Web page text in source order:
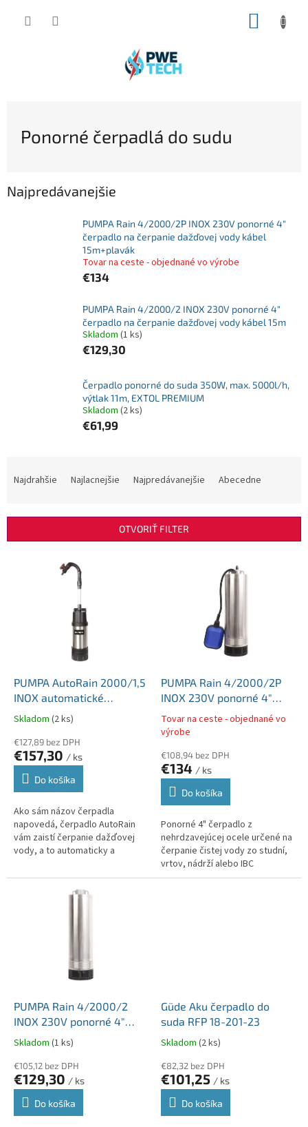
Ponorné čerpadlá do sudu
Najpredávanejšie
PUMPA Rain 4/2000/2P INOX 230V ponorné 4"
čerpadlo na čerpanie dažďovej vody kábel
15m+plavák
Tovar na ceste - objednané vo výrobe
€134
PUMPA Rain 4/2000/2 INOX 230V ponorné 4"
čerpadlo na čerpanie dažďovej vody kábel 15m
Skladom (1 ks)
€129,30
Čerpadlo ponorné do suda 350W, max. 5000l/h,
výtlak 11m, EXTOL PREMIUM
Skladom (2 ks)
€61,99
i
Najdrahšie Najlacnejšie Najpredávanejšie Abecedne
OTVORIŤ FILTER
PUMPA AutoRain 2000/1,5
INOX automatické
čerpadlo do suda alebo
nádrže 0,55kW
Skladom (2 ks)
€127,89 bez DPH
€157,30 / ks
Do košíka
Ako sám názov čerpadla
napovedá, čerpadlo AutoRain
vám zaistí čerpanie dažďovej
vody, a to automaticky a
čerpadlo je umiestnené priamo
PUMPA Rain 4/2000/2P
INOX 230V ponorné 4"
čerpadlo na čerpanie
dažďovej vody kábel
Tovar na ceste - objednané vo
výrobe
€108,94 bez DPH
€134 / ks
Do košíka
Ponorné 4" čerpadlo z
nehrdzavejúcej ocele určené na
čerpanie čistej vody zo studní,
vrtov, nádrží alebo IBC
kontajnerov a skladovacích
PUMPA Rain 4/2000/2
INOX 230V ponorné 4"
čerpadlo na čerpanie
dažďovej vody kábel 15m
Skladom (1 ks)
€105,12 bez DPH
€129,30 / ks
Do košíka
Güde Aku čerpadlo do
suda RFP 18-201-23
Skladom (2 ks)
€82,32 bez DPH
€101,25 / ks
Do košíka